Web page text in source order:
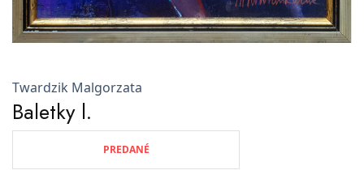
Twardzik Malgorzata
Baletky l.
PREDANÉ